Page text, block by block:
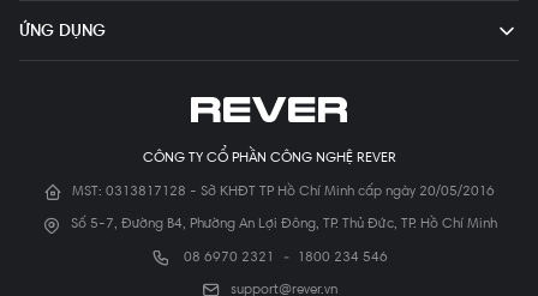
CÔNG TY CỔ PHẦN CÔNG NGHỆ REVER
MST: 0313817128 - Sở KHĐT TP Hồ Chí Minh cấp ngày 20/05/2016
Số 5-7, Đường B4, Phường An Lợi Đông, TP. Thủ Đức, TP. Hồ Chí Minh
08 6970 2321
- 1800 234 546
support@rever.vn
ỨNG DỤNG